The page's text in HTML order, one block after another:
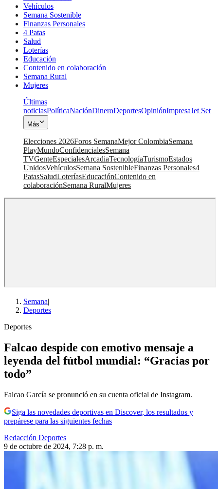
Vehículos
Semana Sostenible
Finanzas Personales
4 Patas
Salud
Loterías
Educación
Contenido en colaboración
Semana Rural
Mujeres
Últimas
noticiasPolíticaNaciónDineroDeportesOpiniónImpresaJet Set
Más
Elecciones 2026Foros SemanaMejor ColombiaSemana
PlayMundoConfidencialesSemana
TVGenteEspecialesArcadiaTecnologíaTurismoEstados
UnidosVehículosSemana SostenibleFinanzas Personales4
PatasSaludLoteríasEducaciónContenido en
colaboraciónSemana RuralMujeres
Semana|
Deportes
Deportes
Falcao despide con emotivo mensaje a
leyenda del fútbol mundial: “Gracias por
todo”
Falcao García se pronunció en su cuenta oficial de Instagram.
Siga las novedades deportivas en Discover, los resultados y
prepárese para las siguientes fechas
Redacción Deportes
9 de octubre de 2024, 7:28 p. m.